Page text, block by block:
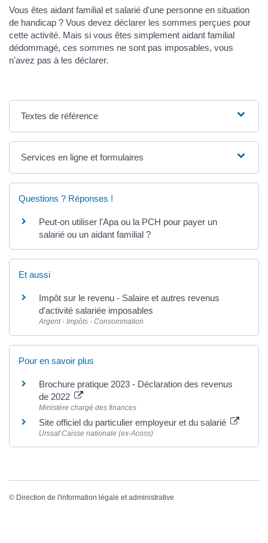
Vous êtes aidant familial et salarié d'une personne en situation
de handicap ? Vous devez déclarer les sommes perçues pour
cette activité. Mais si vous êtes simplement aidant familial
dédommagé, ces sommes ne sont pas imposables, vous
n'avez pas à les déclarer.
Textes de référence
Services en ligne et formulaires
Questions ? Réponses !
Peut-on utiliser l'Apa ou la PCH pour payer un
salarié ou un aidant familial ?
Et aussi
Impôt sur le revenu - Salaire et autres revenus
d'activité salariée imposables
Argent - Impôts - Consommation
Pour en savoir plus
Brochure pratique 2023 - Déclaration des revenus
de 2022
Ministère chargé des finances
Site officiel du particulier employeur et du salarié
Urssaf Caisse nationale (ex-Acoss)
© Direction de l'information légale et administrative